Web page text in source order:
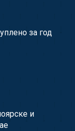
за год
и